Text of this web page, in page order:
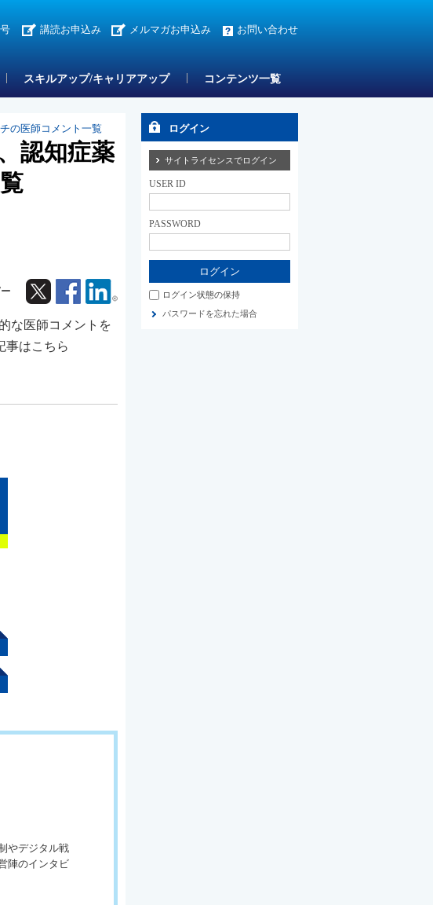
講読お申込み メルマガお申込み お問い合わせ
スキルアップ/キャリアアップ コンテンツ一覧
の医師コメント一覧
認知症薬
Twitter Facebook Linkedin
な医師コメントを
事はこちら
やデジタル戦
陣のインタビ
ログイン
サイトライセンスでログイン
USER ID
PASSWORD
ログイン状態の保持
パスワードを忘れた場合